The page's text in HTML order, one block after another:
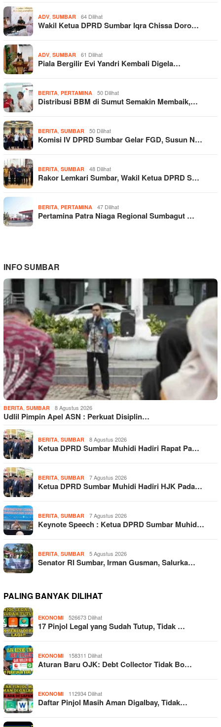
ADV, SUMBAR 64 Dilihat
Wakil Ketua DPRD Sumbar Iqra Chissa Doro…
ADV, SUMBAR 61 Dilihat
Piala Bergilir Evi Yandri Kembali Digela…
BERITA, PERTAMINA 50 Dilihat
Distribusi BBM di Sumut Semakin Membaik,…
BERITA, SUMBAR 50 Dilihat
Komisi IV DPRD Sumbar Gelar FGD, Susun N…
BERITA, SUMBAR 48 Dilihat
Rakor Lemkari Sumbar, Wakil Ketua DPRD S…
BERITA, PERTAMINA 47 Dilihat
Pertamina Patra Niaga Regional Sumbagut …
INFO SUMBAR
BERITA, SUMBAR 8 Agustus 2026
Udlil Pimpin Apel ASN : Perkuat Disiplin…
BERITA, SUMBAR 8 Agustus 2026
Ketua DPRD Sumbar Muhidi Hadiri Rapat Pa…
BERITA, SUMBAR 7 Agustus 2026
Ketua DPRD Sumbar Muhidi Hadiri HJK Pada…
BERITA, SUMBAR 7 Agustus 2026
Keynote Speech : Ketua DPRD Sumbar Muhid…
BERITA, SUMBAR 5 Agustus 2026
Senator RI Sumbar, Irman Gusman, Salurka…
PALING BANYAK DILIHAT
EKONOMI 526673 Dilihat
17 Pinjol Legal yang Sudah Tutup, Tidak …
EKONOMI 158311 Dilihat
Aturan Baru OJK: Debt Collector Tidak Bo…
EKONOMI 112934 Dilihat
Daftar Pinjol Masih Aman Digalbay, Tidak…